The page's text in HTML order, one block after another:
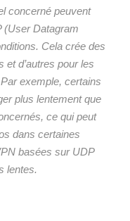
concerné peuvent
(User Datagram
Cela crée des
d’autres pour les
exemple, certains
plus lentement que
ce qui peut
dans certaines
basées sur UDP
lentes.